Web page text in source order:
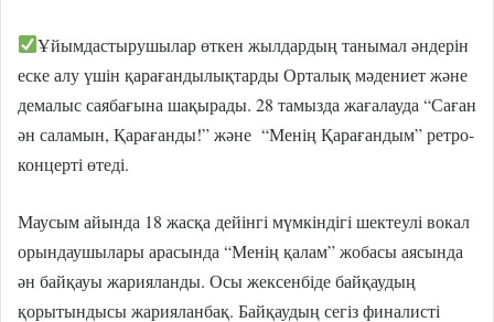
Ұйымдастырушылар өткен жылдардың танымал әндерін
еске алу үшін қарағандылықтарды Орталық мәдениет және
демалыс саябағына шақырады. 28 тамызда жағалауда “Саған
ән саламын, Қарағанды!” және “Менің Қарағандым” ретро-
концерті өтеді.
Маусым айында 18 жасқа дейінгі мүмкіндігі шектеулі вокал
орындаушылары арасында “Менің қалам” жобасы аясында
ән байқауы жарияланды. Осы жексенбіде байқаудың
қорытындысы жарияланбақ. Байқаудың сегіз финалисті